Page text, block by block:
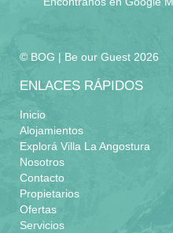
© BOG | Be our Guest 2026
ENLACES RÁPIDOS
Inicio
Alojamientos
Explorá Villa La Angostura
Nosotros
Contacto
Propietarios
Ofertas
Servicios